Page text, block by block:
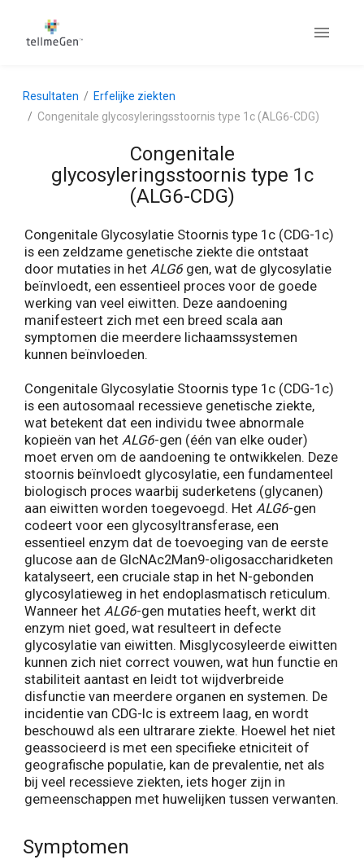
Resultaten
Erfelijke ziekten
Congenitale glycosyleringsstoornis type 1c (ALG6-CDG)
Congenitale
glycosyleringsstoornis type 1c
(ALG6-CDG)
Congenitale Glycosylatie Stoornis type 1c (CDG-1c)
is een zeldzame genetische ziekte die ontstaat
door mutaties in het ALG6 gen, wat de glycosylatie
beïnvloedt, een essentieel proces voor de goede
werking van veel eiwitten. Deze aandoening
manifesteert zich met een breed scala aan
symptomen die meerdere lichaamssystemen
kunnen beïnvloeden.
Congenitale Glycosylatie Stoornis type 1c (CDG-1c)
is een autosomaal recessieve genetische ziekte,
wat betekent dat een individu twee abnormale
kopieën van het ALG6-gen (één van elke ouder)
moet erven om de aandoening te ontwikkelen. Deze
stoornis beïnvloedt glycosylatie, een fundamenteel
biologisch proces waarbij suderketens (glycanen)
aan eiwitten worden toegevoegd. Het ALG6-gen
codeert voor een glycosyltransferase, een
essentieel enzym dat de toevoeging van de eerste
glucose aan de GlcNAc2Man9-oligosaccharidketen
katalyseert, een cruciale stap in het N-gebonden
glycosylatieweg in het endoplasmatisch reticulum.
Wanneer het ALG6-gen mutaties heeft, werkt dit
enzym niet goed, wat resulteert in defecte
glycosylatie van eiwitten. Misglycosyleerde eiwitten
kunnen zich niet correct vouwen, wat hun functie en
stabiliteit aantast en leidt tot wijdverbreide
disfunctie van meerdere organen en systemen. De
incidentie van CDG-Ic is extreem laag, en wordt
beschouwd als een ultrarare ziekte. Hoewel het niet
geassocieerd is met een specifieke etniciteit of
geografische populatie, kan de prevalentie, net als
bij veel recessieve ziekten, iets hoger zijn in
gemeenschappen met huwelijken tussen verwanten.
Symptomen